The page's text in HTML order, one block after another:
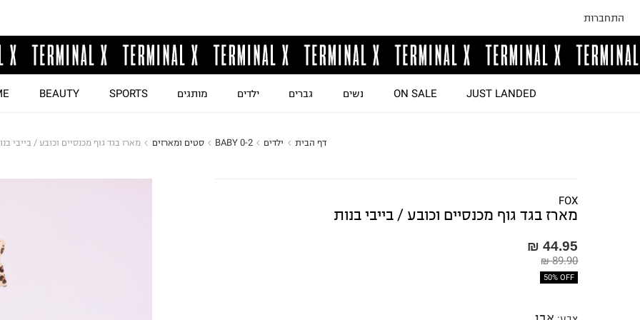
התחברות
JUST LANDED
ON SALE נשים גברים ילדים מותגים SPORTS
BEAUTY
דף הבית ילדים BABY 0-2 סטים ומארזים מארז בגד גוף מכנסיים וכובע / בייבי
FOX
מארז בגד גוף מכנסיים וכובע / בייבי בנות
44.95 ₪
89.90 ₪
50% OFF